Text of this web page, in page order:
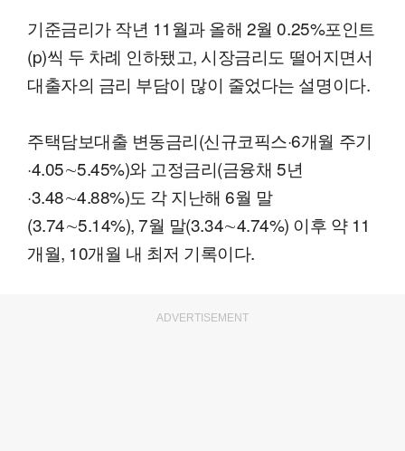
기준금리가 작년 11월과 올해 2월 0.25%포인트
(p)씩 두 차례 인하됐고, 시장금리도 떨어지면서
대출자의 금리 부담이 많이 줄었다는 설명이다.
주택담보대출 변동금리(신규코픽스·6개월 주기
·4.05∼5.45%)와 고정금리(금융채 5년
·3.48∼4.88%)도 각 지난해 6월 말
(3.74∼5.14%), 7월 말(3.34∼4.74%) 이후 약 11
개월, 10개월 내 최저 기록이다.
ADVERTISEMENT